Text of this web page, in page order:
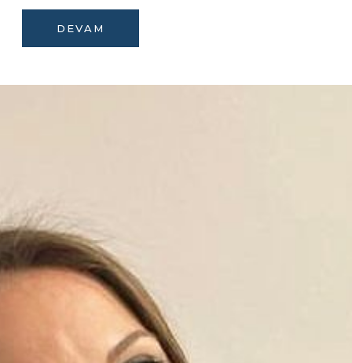
DEVAM